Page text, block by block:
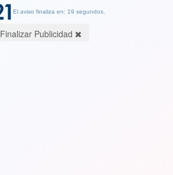
El aviso finaliza en: 18 segundos.
Finalizar Publicidad